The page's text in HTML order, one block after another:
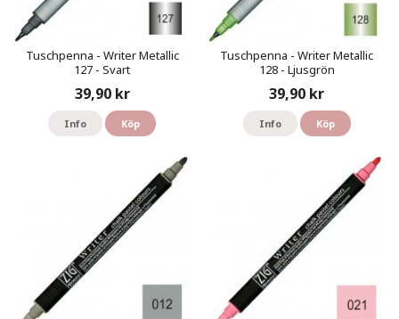
Tuschpenna - Writer Metallic
127 - Svart
39,90 kr
Info Köp
Tuschpenna - Writer Metallic
128 - Ljusgrön
39,90 kr
Info Köp